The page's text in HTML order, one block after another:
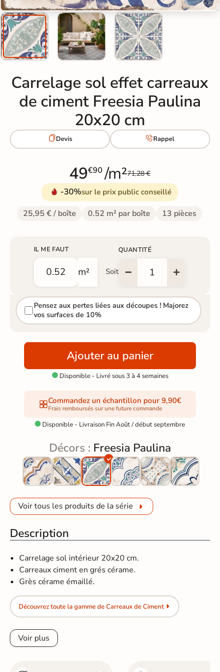
Carrelage sol effet carreaux
de ciment Freesia Paulina
20x20 cm
Devis Rappel
49€90 /m²71,28 €
-30%sur le prix public conseillé
25,95 € / boîte 0.52 m² par boîte 13 pièces
IL ME FAUT
m² Soit
QUANTITÉ
Pensez aux pertes liées aux découpes ! Majorez
vos surfaces de 10%
Ajouter au panier
Disponible - Livré sous 3 à 4 semaines
Commandez un échantillon pour 9,90€
Frais remboursés sur une future commande
 Disponible - Livraison Fin Août / début septembre
Décors : Freesia Paulina
Voir tous les produits de la série
Description
Carrelage sol intérieur 20x20 cm.
Carreaux ciment en grés cérame.
Grès cérame émaillé.
Découvrez toute la gamme de Carreaux de Ciment
Voir plus